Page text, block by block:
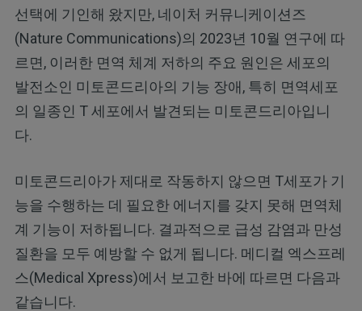
선택에 기인해 왔지만, 네이처 커뮤니케이션즈
(Nature Communications)의 2023년 10월 연구에 따
르면, 이러한 면역 체계 저하의 주요 원인은 세포의
발전소인 미토콘드리아의 기능 장애, 특히 면역세포
의 일종인 T 세포에서 발견되는 미토콘드리아입니
다.
미토콘드리아가 제대로 작동하지 않으면 T세포가 기
능을 수행하는 데 필요한 에너지를 갖지 못해 면역체
계 기능이 저하됩니다. 결과적으로 급성 감염과 만성
질환을 모두 예방할 수 없게 됩니다. 메디컬 엑스프레
스(Medical Xpress)에서 보고한 바에 따르면 다음과
같습니다.